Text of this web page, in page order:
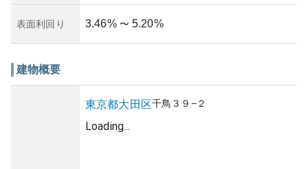
表面利回り 3.46% 〜 5.20%
建物概要
東京都大田区千鳥 ３９−２
Loading...